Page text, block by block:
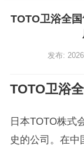
TOTO卫浴全
发布:
TOTO卫浴
日本TOTO株式
史的公司。在